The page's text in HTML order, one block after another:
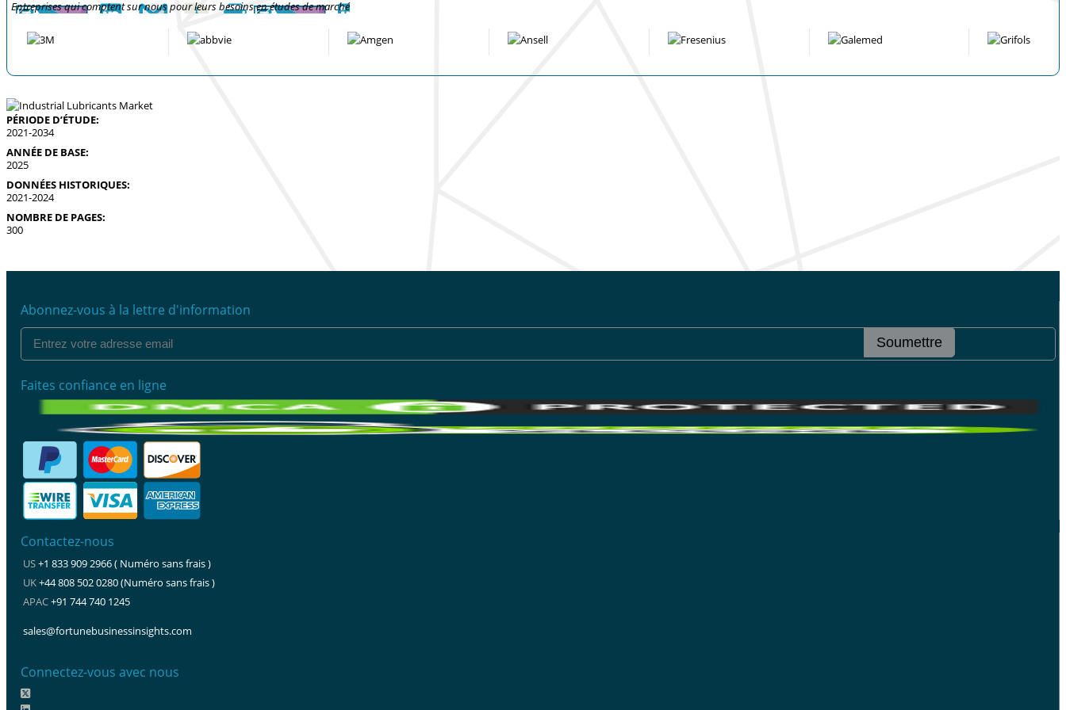
Entreprises qui comptent sur nous pour leurs besoins en études de marché
PÉRIODE D’ÉTUDE:
2021-2034
ANNÉE DE BASE:
2025
DONNÉES HISTORIQUES:
2021-2024
NOMBRE DE PAGES:
300
Abonnez-vous à la lettre d'information
Soumettre
Faites confiance en ligne
Contactez-nous
US+1 833 909 2966 ( Numéro sans frais )
UK+44 808 502 0280 (Numéro sans frais )
APAC+91 744 740 1245
sales@fortunebusinessinsights.com
Connectez-vous avec nous